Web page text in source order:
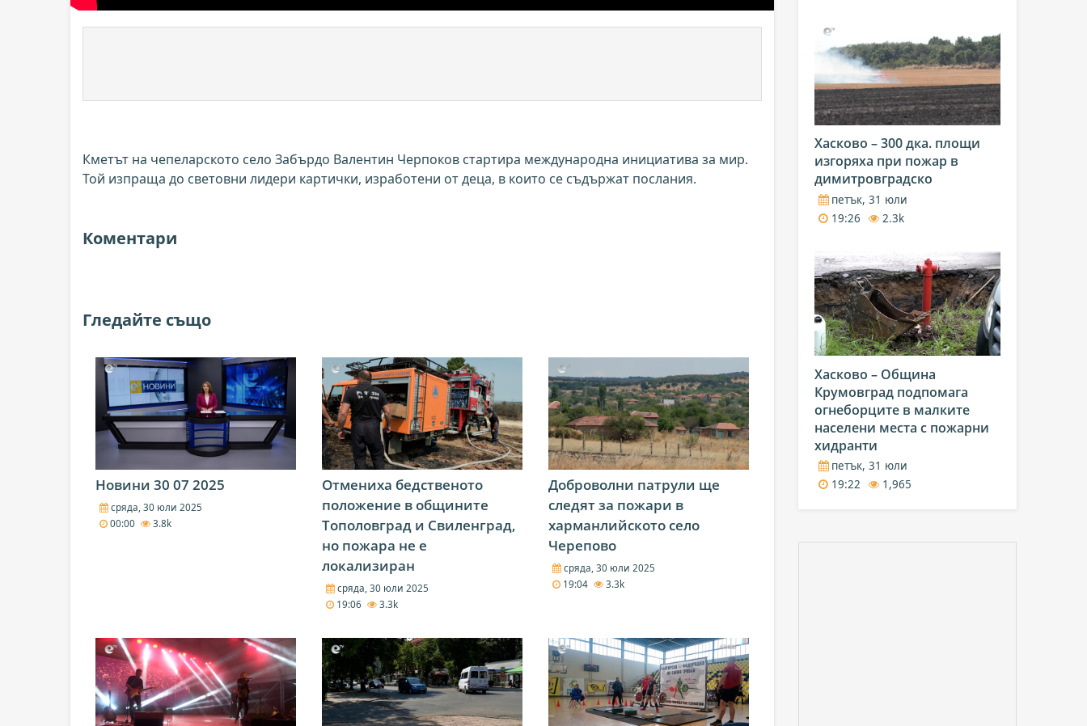
Кметът на чепеларското село Забърдо Валентин Черпоков стартира международна инициатива за мир.
Той изпраща до световни лидери картички, изработени от деца, в които се съдържат послания.
Коментари
Гледайте също
Новини 30 07 2025
сряда, 30 юли 2025
00:00
3.8k
Отмениха бедственото
положение в общините
Тополовград и Свиленград,
но пожара не е
локализиран
сряда, 30 юли 2025
19:06
3.3k
Доброволни патрули ще
следят за пожари в
харманлийското село
Черепово
сряда, 30 юли 2025
19:04
3.3k
Хасково – 300 дка. площи
изгоряха при пожар в
димитровградско
петък, 31 юли
19:26
2.3k
Хасково – Община
Крумовград подпомага
огнеборците в малките
населени места с пожарни
хидранти
петък, 31 юли
19:22
1,965